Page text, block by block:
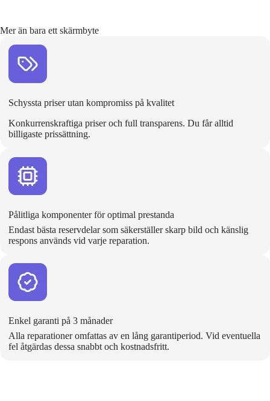
Mer än bara ett skärmbyte
Schyssta priser utan kompromiss på kvalitet
Konkurrenskraftiga priser och full transparens. Du får alltid
billigaste prissättning.
Pålitliga komponenter för optimal prestanda
Endast bästa reservdelar som säkerställer skarp bild och känslig
respons används vid varje reparation.
Enkel garanti på 3 månader
Alla reparationer omfattas av en lång garantiperiod. Vid eventuella
fel åtgärdas dessa snabbt och kostnadsfritt.